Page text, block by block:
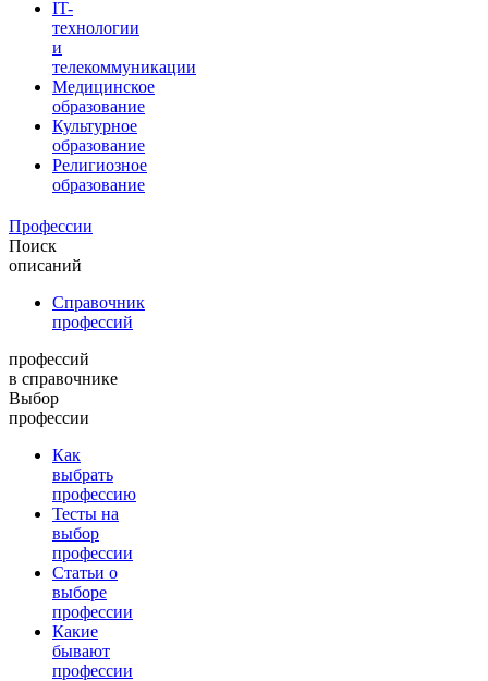
IT-
технологии
и
телекоммуникации
Медицинское
образование
Культурное
образование
Религиозное
образование
Профессии
Поиск
описаний
Справочник
профессий
профессий
в справочнике
Выбор
профессии
Как
выбрать
профессию
Тесты на
выбор
профессии
Статьи о
выборе
профессии
Какие
бывают
профессии